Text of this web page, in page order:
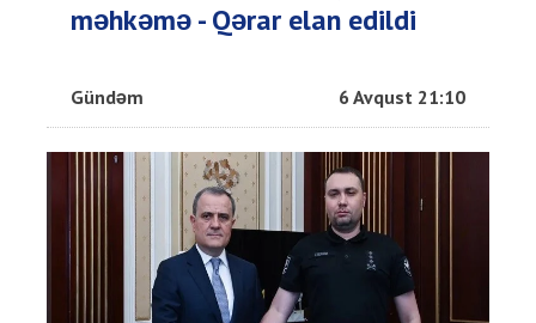
məhkəmə - Qərar elan edildi
Gündəm 6 Avqust 21:10